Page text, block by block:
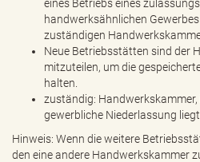
eines Betriebs eines
handwerksähnlichen
zuständigen
Neue Betriebsstätten sind der
mitzuteilen, um die
halten.
zuständig: Handwerkskammer,
gewerbliche Niederlassung liegt
Hinweis: Wenn die weitere
den eine andere Handwerkskammer